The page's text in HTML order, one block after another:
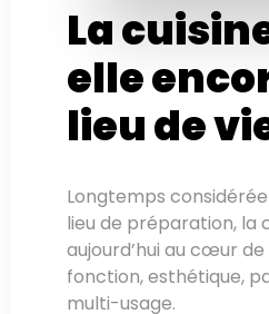
La
elle
lieu de
Longtemps
lieu de préparation, la
aujourd’hui au cœur de
fonction, esthétique,
multi-usage.